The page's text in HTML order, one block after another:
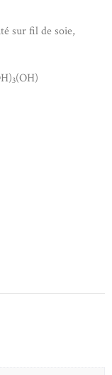
sur fil de soie,
3(OH)
NOIRE